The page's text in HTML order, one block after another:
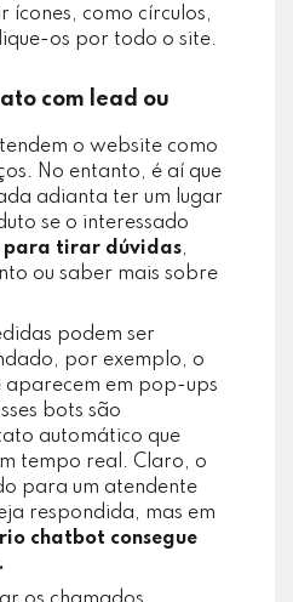
ícones, como círculos,
os por todo o site.
com lead ou
o website como
No entanto, é aí que
adianta ter um lugar
se o interessado
para tirar dúvidas,
ou saber mais sobre
podem ser
por exemplo, o
aparecem em pop-ups
bots são
automático que
tempo real. Claro, o
para um atendente
respondida, mas em
chatbot consegue